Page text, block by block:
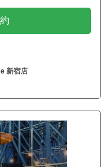
新宿店